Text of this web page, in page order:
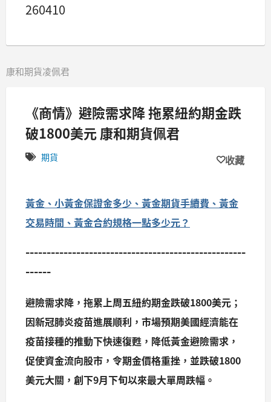
260410
康和期貨凌佩君
《商情》避險需求降 拖累紐約期金跌
破1800美元 康和期貨佩君
期貨 收藏
黃金、小黃金保證金多少、黃金期貨手續費、黃金
交易時間、黃金合約規格一點多少元？
----------------------------------------------------
------
避險需求降，拖累上周五紐約期金跌破1800美元；
因新冠肺炎疫苗進展順利，市場預期美國經濟能在
疫苗接種的推動下快速復甦，降低黃金避險需求，
促使資金流向股市，令期金價格重挫，並跌破1800
美元大關，創下9月下旬以來最大單周跌幅。